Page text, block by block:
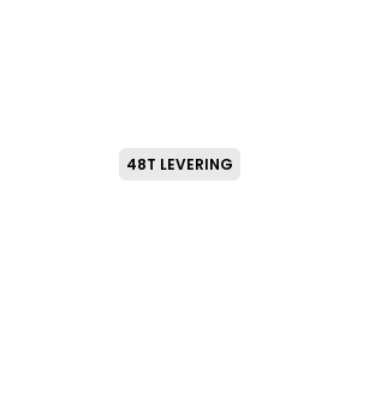
48T LEVERING